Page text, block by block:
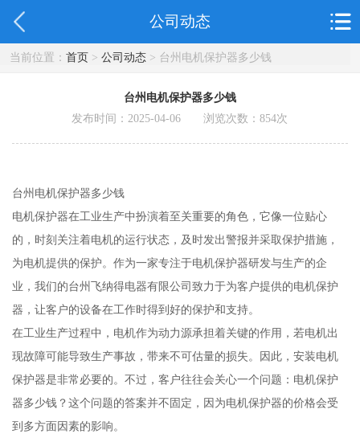
公司动态
当前位置： 首页> 公司动态> 台州电机保护器多少钱
台州电机保护器多少钱
发布时间：2025-04-06 浏览次数：854次
台州电机保护器多少钱
电机保护器在工业生产中扮演着至关重要的角色，它像一位贴心
的，时刻关注着电机的运行状态，及时发出警报并采取保护措施，
为电机提供的保护。作为一家专注于电机保护器研发与生产的企
业，我们的台州飞纳得电器有限公司致力于为客户提供的电机保护
器，让客户的设备在工作时得到好的保护和支持。
在工业生产过程中，电机作为动力源承担着关键的作用，若电机出
现故障可能导致生产事故，带来不可估量的损失。因此，安装电机
保护器是非常必要的。不过，客户往往会关心一个问题：电机保护
器多少钱？这个问题的答案并不固定，因为电机保护器的价格会受
到多方面因素的影响。